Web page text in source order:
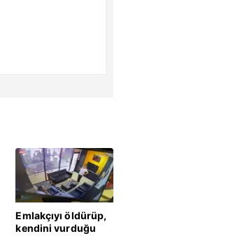
Emlakçıyı öldürüp,
kendini vurduğu